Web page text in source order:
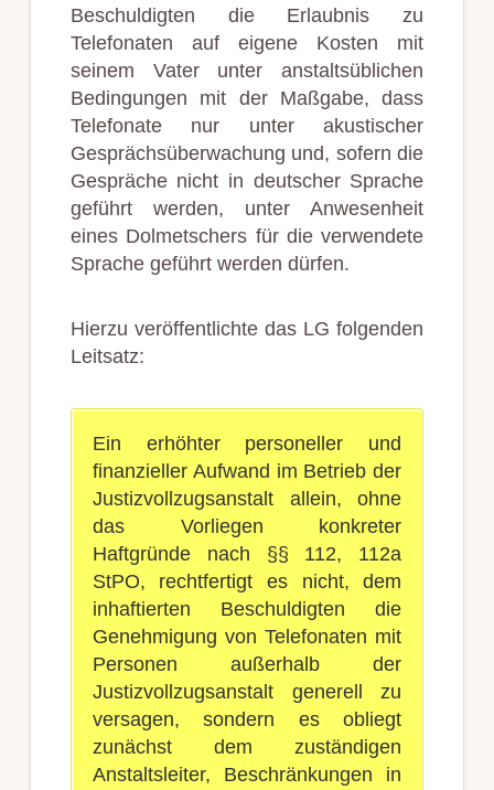
Beschuldigten die Erlaubnis zu
Telefonaten auf eigene Kosten mit
seinem Vater unter anstaltsüblichen
Bedingungen mit der Maßgabe, dass
Telefonate nur unter akustischer
Gesprächsüberwachung und, sofern die
Gespräche nicht in deutscher Sprache
geführt werden, unter Anwesenheit
eines Dolmetschers für die verwendete
Sprache geführt werden dürfen.
Hierzu veröffentlichte das LG folgenden
Leitsatz:
Ein erhöhter personeller und
finanzieller Aufwand im Betrieb der
Justizvollzugsanstalt allein, ohne
das Vorliegen konkreter
Haftgründe nach §§ 112, 112a
StPO, rechtfertigt es nicht, dem
inhaftierten Beschuldigten die
Genehmigung von Telefonaten mit
Personen außerhalb der
Justizvollzugsanstalt generell zu
versagen, sondern es obliegt
zunächst dem zuständigen
Anstaltsleiter, Beschränkungen in